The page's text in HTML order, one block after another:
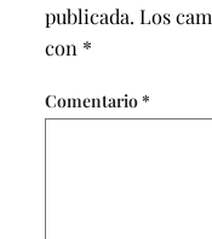
publicada. Los
con *
Comentario*